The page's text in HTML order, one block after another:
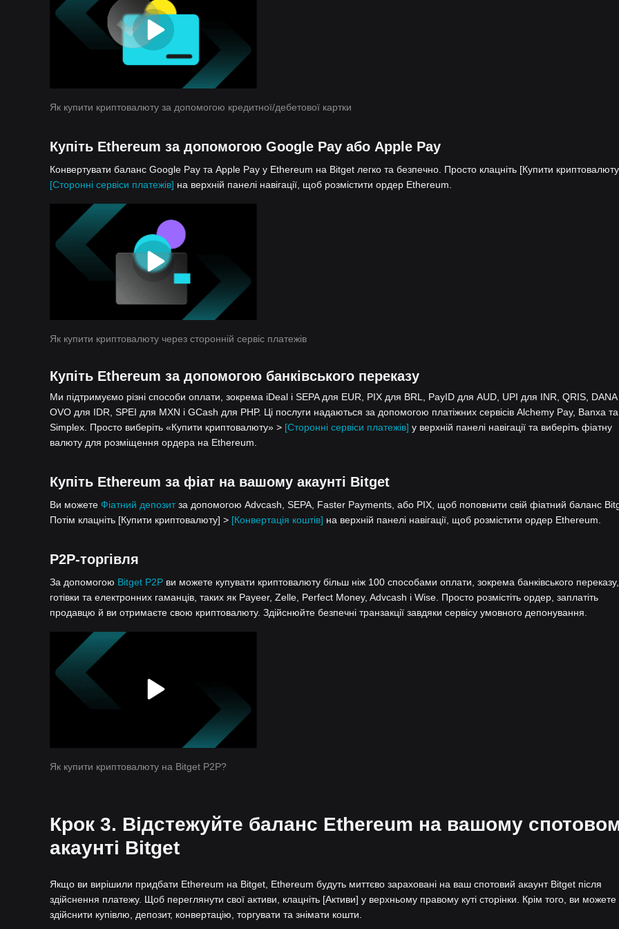
Як купити криптовалюту за допомогою кредитної/дебетової картки
Купіть Ethereum за допомогою Google Pay або Apple Pay
Конвертувати баланс Google Pay та Apple Pay у Ethereum на Bitget легко та безпечно. Просто клацніть [Купити
[Сторонні сервіси платежів] на верхній панелі навігації, щоб розмістити ордер Ethereum.
Як купити криптовалюту через сторонній сервіс платежів
Купіть Ethereum за допомогою банківського переказу
Ми підтримуємо різні способи оплати, зокрема iDeal і SEPA для EUR, PIX для BRL, PayID для AUD, UPI для INR, QRIS, DANA
OVO для IDR, SPEI для MXN і GCash для PHP. Ці послуги надаються за допомогою платіжних сервісів Alchemy Pay, Banxa та
Simplex. Просто виберіть «Купити криптовалюту» > [Сторонні сервіси платежів] у верхній панелі навігації та виберіть фіатну
валюту для розміщення ордера на Ethereum.
Купіть Ethereum за фіат на вашому акаунті Bitget
Ви можете Фіатний депозитза допомогою Advcash, SEPA, Faster Payments, або PIX, щоб поповнити свій фіатний баланс
Потім клацніть [Купити криптовалюту] > [Конвертація коштів] на верхній панелі навігації, щоб розмістити ордер Ethereum.
P2P-торгівля
За допомогою Bitget P2P ви можете купувати криптовалюту більш ніж 100 способами оплати, зокрема банківського переказу,
готівки та електронних гаманців, таких як Payeer, Zelle, Perfect Money, Advcash і Wise. Просто розмістіть ордер, заплатіть
продавцю й ви отримаєте свою криптовалюту. Здійснюйте безпечні транзакції завдяки сервісу умовного депонування.
Як купити криптовалюту на Bitget P2P?
Крок 3. Відстежуйте баланс Ethereum на вашому
акаунті Bitget
Якщо ви вирішили придбати Ethereum на Bitget, Ethereum будуть миттєво зараховані на ваш спотовий акаунт Bitget після
здійснення платежу. Щоб переглянути свої активи, клацніть [Активи] у верхньому правому куті сторінки. Крім того, ви можете
здійснити купівлю, депозит, конвертацію, торгувати та знімати кошти.